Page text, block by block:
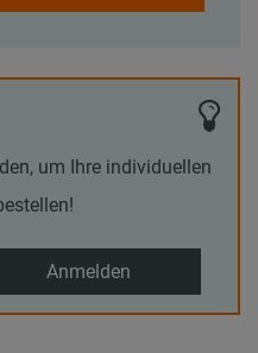
um Ihre individuellen
Anmelden